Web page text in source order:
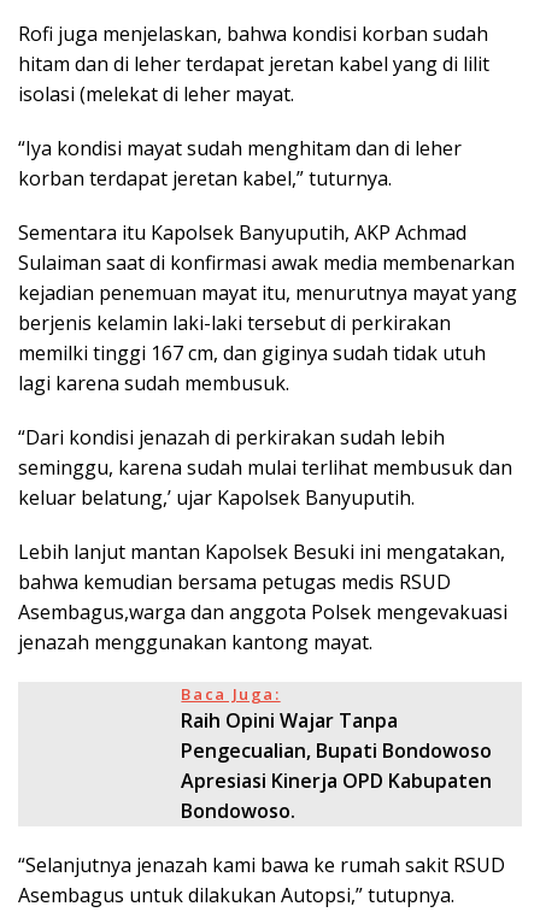
Rofi juga menjelaskan, bahwa kondisi korban sudah
hitam dan di leher terdapat jeretan kabel yang di lilit
isolasi (melekat di leher mayat.
“Iya kondisi mayat sudah menghitam dan di leher
korban terdapat jeretan kabel,” tuturnya.
Sementara itu Kapolsek Banyuputih, AKP Achmad
Sulaiman saat di konfirmasi awak media membenarkan
kejadian penemuan mayat itu, menurutnya mayat yang
berjenis kelamin laki-laki tersebut di perkirakan
memilki tinggi 167 cm, dan giginya sudah tidak utuh
lagi karena sudah membusuk.
“Dari kondisi jenazah di perkirakan sudah lebih
seminggu, karena sudah mulai terlihat membusuk dan
keluar belatung,’ ujar Kapolsek Banyuputih.
Lebih lanjut mantan Kapolsek Besuki ini mengatakan,
bahwa kemudian bersama petugas medis RSUD
Asembagus,warga dan anggota Polsek mengevakuasi
jenazah menggunakan kantong mayat.
Baca Juga:
Raih Opini Wajar Tanpa
Pengecualian, Bupati Bondowoso
Apresiasi Kinerja OPD Kabupaten
Bondowoso.
“Selanjutnya jenazah kami bawa ke rumah sakit RSUD
Asembagus untuk dilakukan Autopsi,” tutupnya.